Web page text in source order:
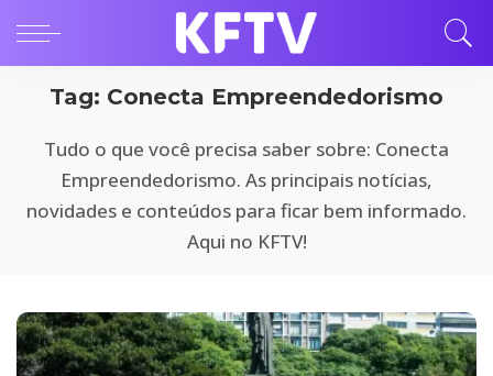
Tag: Conecta Empreendedorismo
Tudo o que você precisa saber sobre: Conecta
Empreendedorismo. As principais notícias,
novidades e conteúdos para ficar bem informado.
Aqui no KFTV!